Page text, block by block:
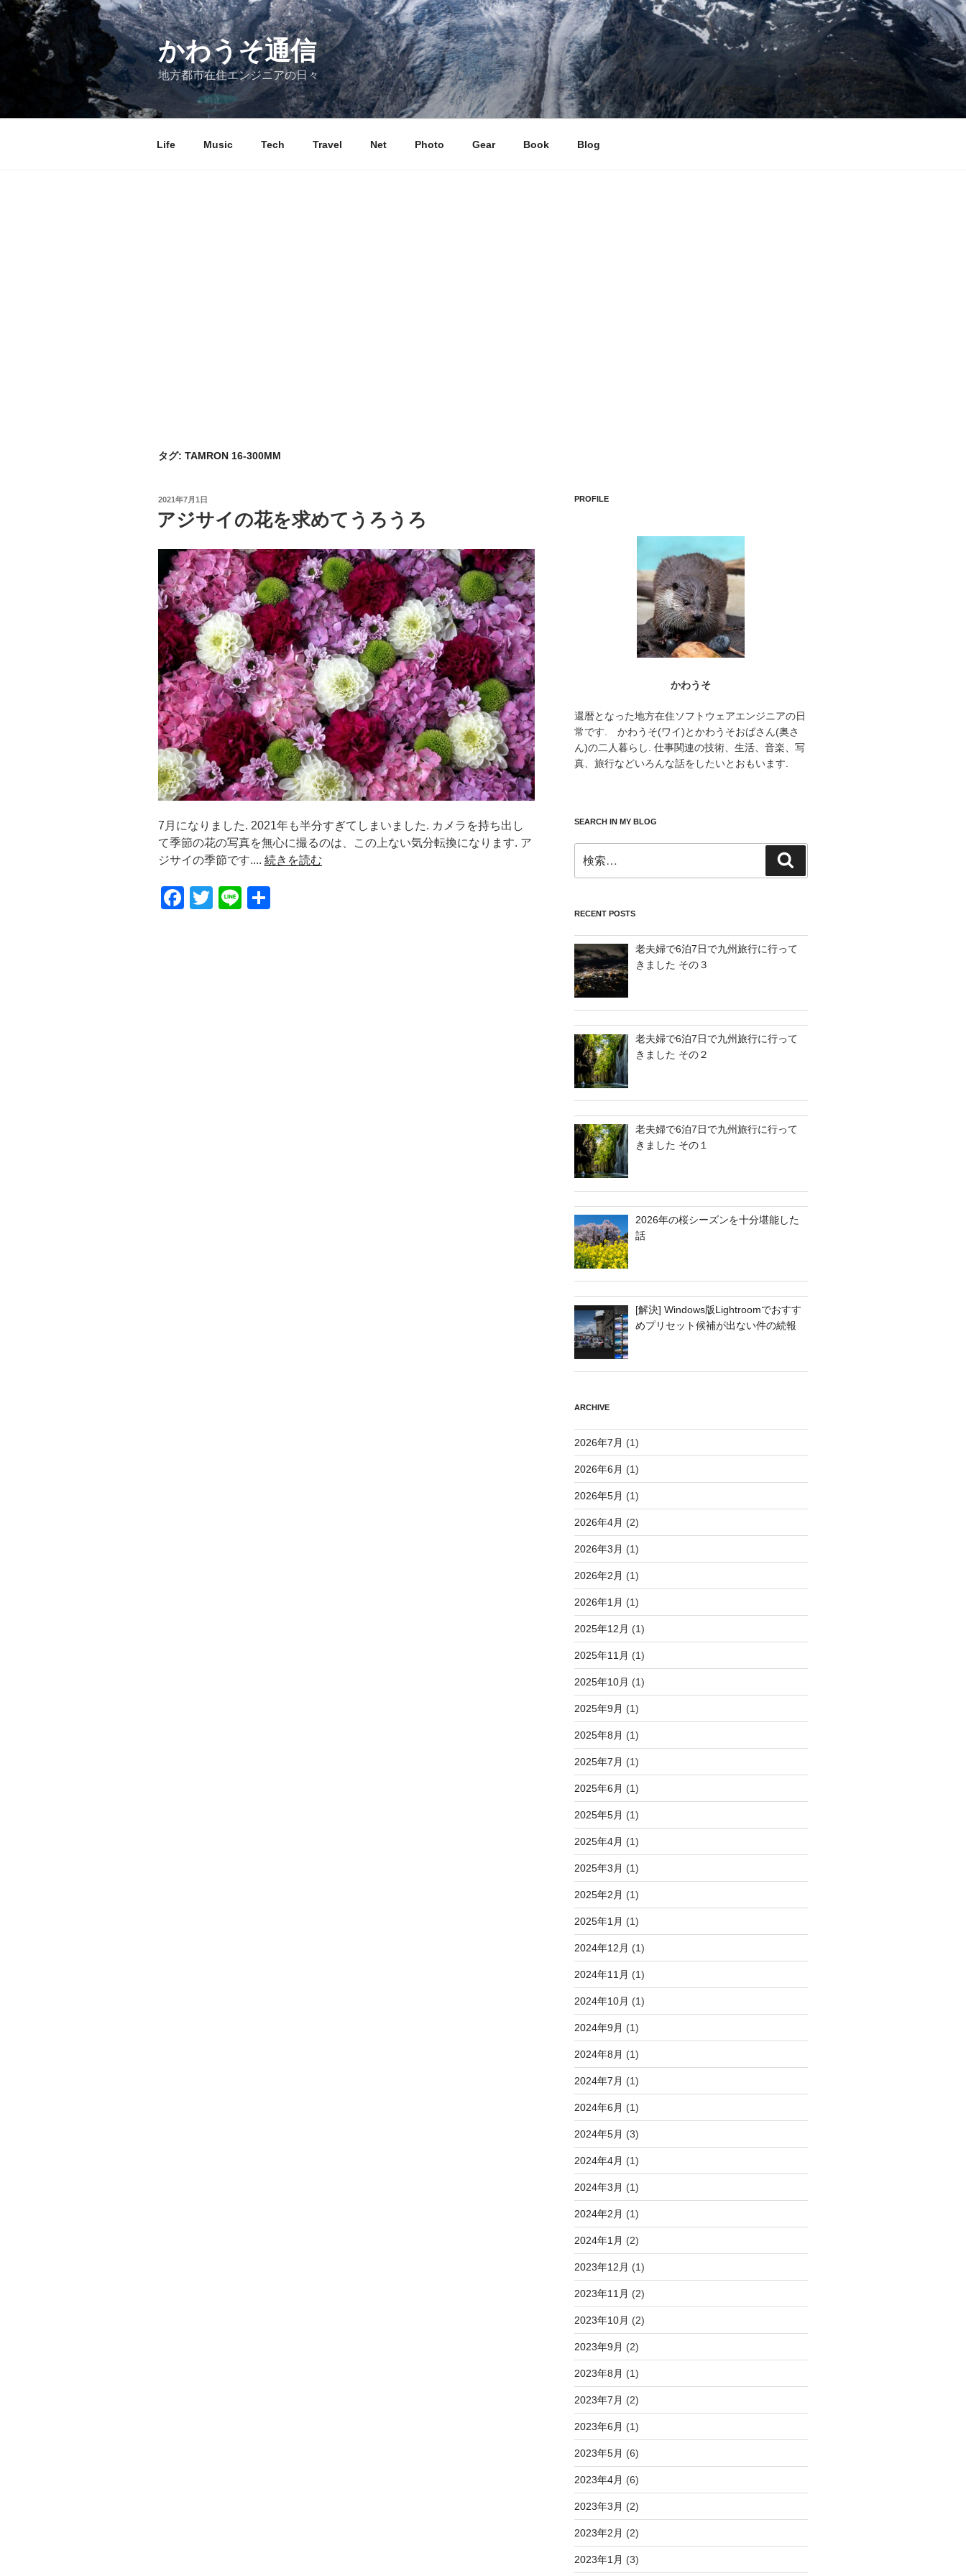
コ
かわうそ通信
地方都市在住エンジニアの日々
Life Music Tech Travel Net Photo Gear Book Blog
タグ: TAMRON 16-300MM
投
日:
2021年7月1日
アジサイの花を求めてうろうろ
7月になりました. 2021年も半分すぎてしまいました. カメラを持ち出し
て季節の花の写真を無心に撮るのは、この上ない気分転換になります. ア
ジサイの季節です.... 続きを読む
F
T
Li
PROFILE
かわうそ
還暦となった地方在住ソフトウェアエンジニアの日
常です. かわうそ(ワイ)とかわうそおばさん(奥さ
ん)の二人暮らし. 仕事関連の技術、生活、音楽、写
真、旅行などいろんな話をしたいとおもいます.
SEARCH IN MY BLOG
索:
索
RECENT POSTS
老夫婦で6泊7日で九州旅行に行って
きました その３
老夫婦で6泊7日で九州旅行に行って
きました その２
老夫婦で6泊7日で九州旅行に行って
きました その１
2026年の桜シーズンを十分堪能した
話
[解決] Windows版Lightroomでおすす
めプリセット候補が出ない件の続報
ARCHIVE
2026年7月 (1)
2026年6月 (1)
2026年5月 (1)
2026年4月 (2)
2026年3月 (1)
2026年2月 (1)
2026年1月 (1)
2025年12月 (1)
2025年11月 (1)
2025年10月 (1)
2025年9月 (1)
2025年8月 (1)
2025年7月 (1)
2025年6月 (1)
2025年5月 (1)
2025年4月 (1)
2025年3月 (1)
2025年2月 (1)
2025年1月 (1)
2024年12月 (1)
2024年11月 (1)
2024年10月 (1)
2024年9月 (1)
2024年8月 (1)
2024年7月 (1)
2024年6月 (1)
2024年5月 (3)
2024年4月 (1)
2024年3月 (1)
2024年2月 (1)
2024年1月 (2)
2023年12月 (1)
2023年11月 (2)
2023年10月 (2)
2023年9月 (2)
2023年8月 (1)
2023年7月 (2)
2023年6月 (1)
2023年5月 (6)
2023年4月 (6)
2023年3月 (2)
2023年2月 (2)
2023年1月 (3)